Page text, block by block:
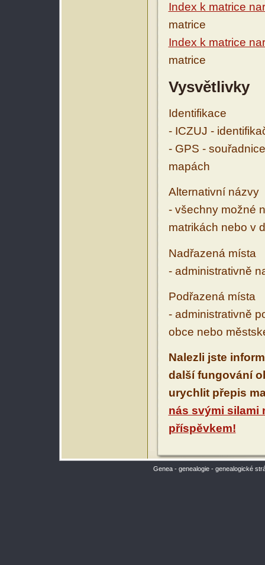
Index k matrice
matrice
Index k matrice
matrice
Vysvětlivky
Identifikace
- ICZUJ -
- GPS -
mapách
Alternativní názvy
- všechny možné
matrikách nebo v
Nadřazená místa
- administrativně
Podřazená místa
- administrativně
obce nebo
Nalezli jste
další fungování
urychlit přepis
nás svými silami
příspěvkem!
Genea - genealogie - genealogické